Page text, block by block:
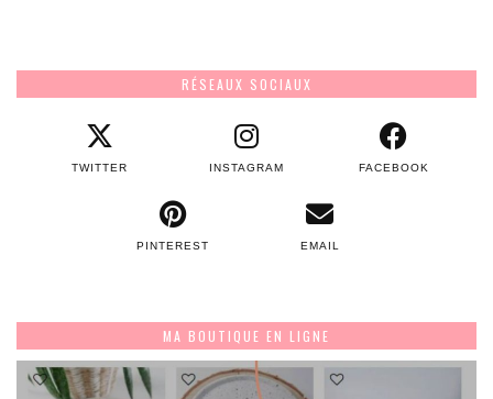
RÉSEAUX SOCIAUX
TWITTER INSTAGRAM FACEBOOK
PINTEREST EMAIL
MA BOUTIQUE EN LIGNE